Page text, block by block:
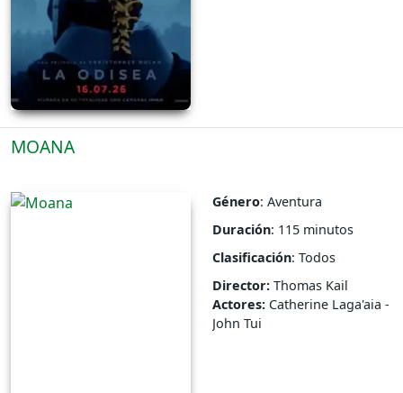
MOANA
Género: Aventura
Duración: 115 minutos
Clasificación: Todos
Director: Thomas Kail
Actores: Catherine Laga'aia -
John Tui